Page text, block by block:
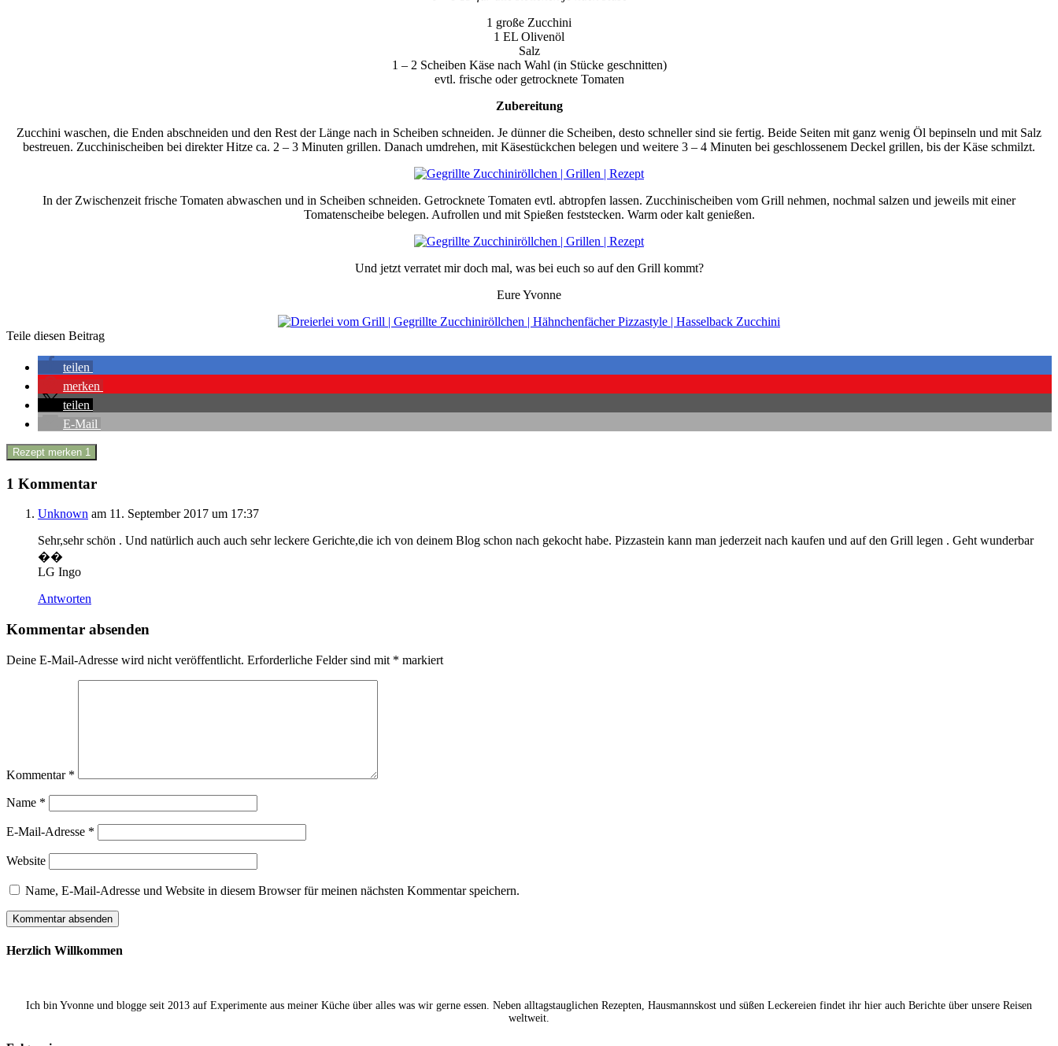
1 große Zucchini
1 EL Olivenöl
Salz
1 – 2 Scheiben Käse nach Wahl (in Stücke geschnitten)
evtl. frische oder getrocknete Tomaten
Zubereitung
Zucchini waschen, die Enden abschneiden und den Rest der Länge nach in Scheiben schneiden. Je dünner die Scheiben, desto schneller sind sie fertig. Beide Seiten mit ganz wenig Öl bepinseln und mit Salz
bestreuen. Zucchinischeiben bei direkter Hitze ca. 2 – 3 Minuten grillen. Danach umdrehen, mit Käsestückchen belegen und weitere 3 – 4 Minuten bei geschlossenem Deckel grillen, bis der Käse schmilzt.
In der Zwischenzeit frische Tomaten abwaschen und in Scheiben schneiden. Getrocknete Tomaten evtl. abtropfen lassen. Zucchinischeiben vom Grill nehmen, nochmal salzen und jeweils mit einer
Tomatenscheibe belegen. Aufrollen und mit Spießen feststecken. Warm oder kalt genießen.
Und jetzt verratet mir doch mal, was bei euch so auf den Grill kommt?
Eure Yvonne
Teile diesen Beitrag
teilen
merken
teilen
E-Mail
Rezept merken 1
1 Kommentar
Unknown am 11. September 2017 um 17:37
Sehr,sehr schön . Und natürlich auch auch sehr leckere Gerichte,die ich von deinem Blog schon nach gekocht habe. Pizzastein kann man jederzeit nach kaufen und auf den Grill legen . Geht wunderbar
��
LG Ingo
Antworten
Kommentar absenden
Deine E-Mail-Adresse wird nicht veröffentlicht. Erforderliche Felder sind mit * markiert
Kommentar *
Name *
E-Mail-Adresse *
Website
Name, E-Mail-Adresse und Website in diesem Browser für meinen nächsten Kommentar speichern.
Herzlich Willkommen
Ich bin Yvonne und blogge seit 2013 auf Experimente aus meiner Küche über alles was wir gerne essen. Neben alltagstauglichen Rezepten, Hausmannskost und süßen Leckereien findet ihr hier auch Berichte über unsere Reisen
weltweit.